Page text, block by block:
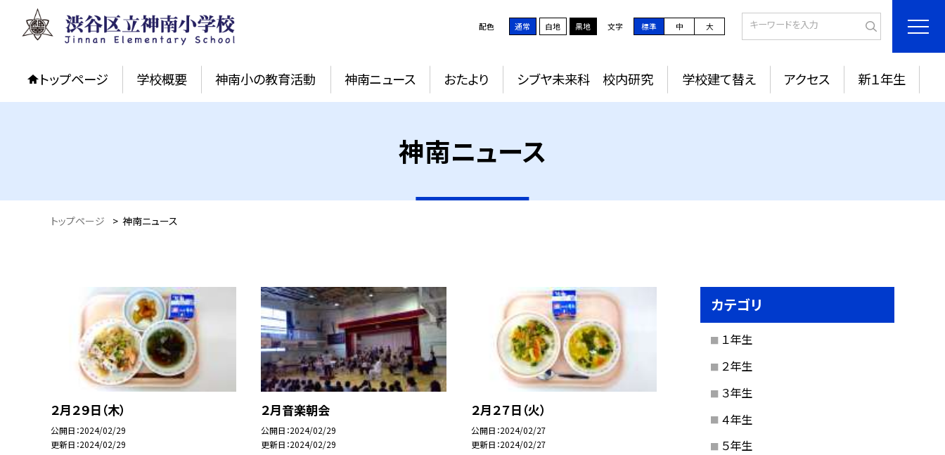
配色 通常 白地 黒地 文字 標準 中 大
トップページ 学校概要 神南小の教育活動 神南ニュース おたより シブヤ未来科 校内研究 学校建て替え アクセス 新１年生
神南ニュース
トップページ > 神南ニュース
２月２９日（木）
公開日 2024/02/29
更新日 2024/02/29
２月音楽朝会
公開日 2024/02/29
更新日 2024/02/29
２月２７日（火）
公開日 2024/02/27
更新日 2024/02/27
カテゴリ
１年生
２年生
３年生
４年生
５年生